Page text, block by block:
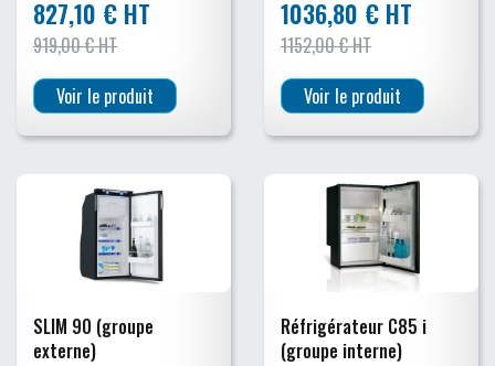
827,10 € HT
919,00 € HT
Voir le produit
1036,80 € HT
1152,00 € HT
Voir le produit
SLIM 90 (groupe
externe)
Réfrigérateur C85 i
(groupe interne)